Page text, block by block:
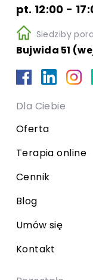
pt. 12:00 -
Siedziby
Bujwida 51
Dla Ciebie
Oferta
Terapia online
Cennik
Blog
Umów się
Kontakt